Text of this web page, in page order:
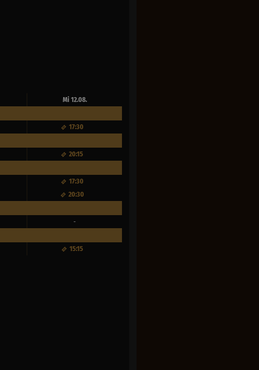
Mi 12.08.
17:30
20:15
17:30
20:30
-
15:15